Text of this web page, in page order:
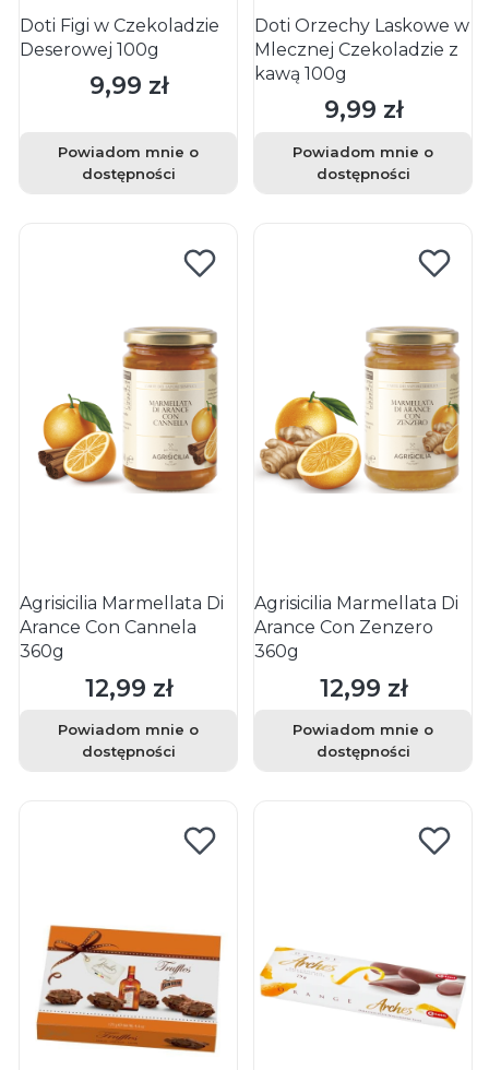
Doti Figi w Czekoladzie
Deserowej 100g
Cena
9,99 zł
Powiadom mnie o
dostępności
Doti Orzechy Laskowe w
Mlecznej Czekoladzie z
kawą 100g
Cena
9,99 zł
Powiadom mnie o
dostępności
Agrisicilia Marmellata Di
Arance Con Cannela
360g
Cena
12,99 zł
Powiadom mnie o
dostępności
Agrisicilia Marmellata Di
Arance Con Zenzero
360g
Cena
12,99 zł
Powiadom mnie o
dostępności